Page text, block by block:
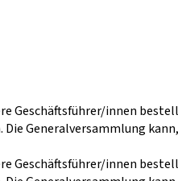
Geschäftsführer/innen
Generalversammlung
Geschäftsführer/innen